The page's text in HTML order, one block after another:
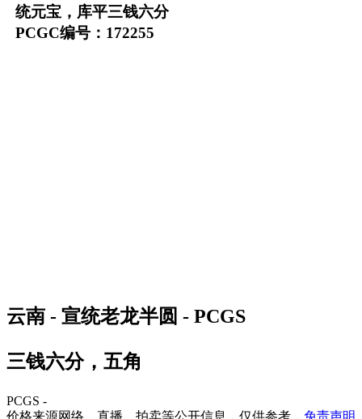
统元宝，库平三钱六分
PCGC编号：172255
云南 - 宣统老龙半圆 - PCGS
三钱六分，五角
PCGS -
价格来源网络、直播、拍卖等公开信息，仅供参考， 免责声明